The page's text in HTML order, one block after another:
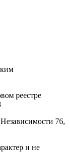
реестре
76,
и не